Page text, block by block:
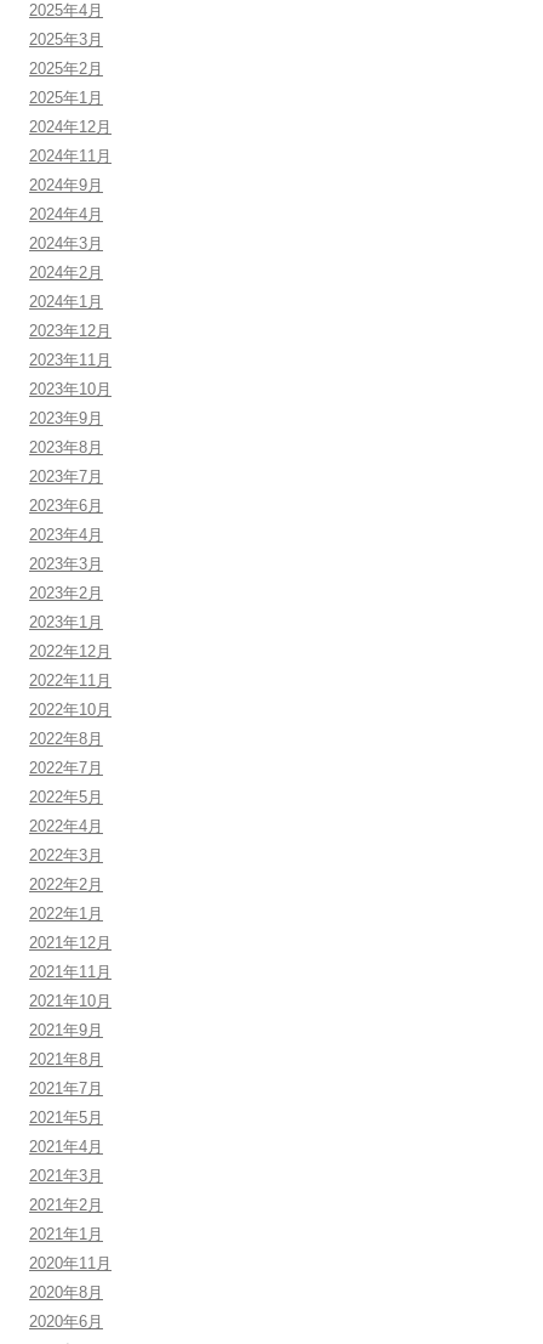
2025年4月
2025年3月
2025年2月
2025年1月
2024年12月
2024年11月
2024年9月
2024年4月
2024年3月
2024年2月
2024年1月
2023年12月
2023年11月
2023年10月
2023年9月
2023年8月
2023年7月
2023年6月
2023年4月
2023年3月
2023年2月
2023年1月
2022年12月
2022年11月
2022年10月
2022年8月
2022年7月
2022年5月
2022年4月
2022年3月
2022年2月
2022年1月
2021年12月
2021年11月
2021年10月
2021年9月
2021年8月
2021年7月
2021年5月
2021年4月
2021年3月
2021年2月
2021年1月
2020年11月
2020年8月
2020年6月